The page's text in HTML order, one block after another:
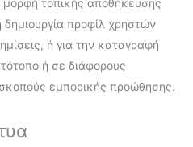
δημιουργία προφίλ χρηστών
ή για την καταγραφή
ή σε διάφορους
εμπορικής προώθησης.